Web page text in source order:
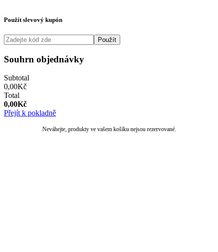
Použít slevový kupón
Použít
Souhrn objednávky
Subtotal
0,00Kč
Total
0,00Kč
Přejít k pokladně
Neváhejte, produkty ve vašem košíku nejsou rezervované.